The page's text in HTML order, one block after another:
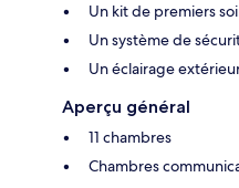
Un kit de premiers
Un système de
Un éclairage
Aperçu général
11 chambres
Chambres